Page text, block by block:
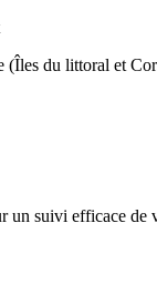
du littoral et
un suivi efficace de